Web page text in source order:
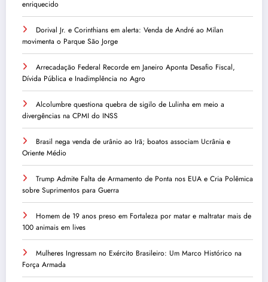
enriquecido
Dorival Jr. e Corinthians em alerta: Venda de André ao Milan
movimenta o Parque São Jorge
Arrecadação Federal Recorde em Janeiro Aponta Desafio Fiscal,
Dívida Pública e Inadimplência no Agro
Alcolumbre questiona quebra de sigilo de Lulinha em meio a
divergências na CPMI do INSS
Brasil nega venda de urânio ao Irã; boatos associam Ucrânia e
Oriente Médio
Trump Admite Falta de Armamento de Ponta nos EUA e Cria Polêmica
sobre Suprimentos para Guerra
Homem de 19 anos preso em Fortaleza por matar e maltratar mais de
100 animais em lives
Mulheres Ingressam no Exército Brasileiro: Um Marco Histórico na
Força Armada